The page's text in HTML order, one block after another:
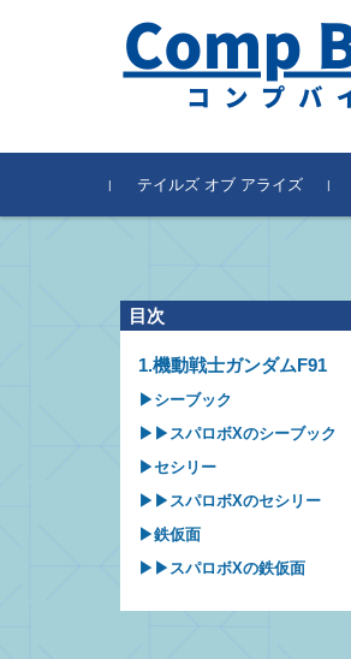
テイルズ オブ アライズ
目次
1.機動戦士ガンダムF91
▶シーブック
▶▶スパロボXのシーブック
▶セシリー
▶▶スパロボXのセシリー
▶鉄仮面
▶▶スパロボXの鉄仮面